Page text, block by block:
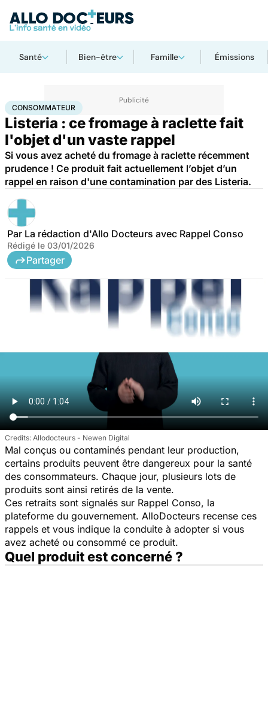
Santé Bien-être Famille Émissions
AccueilSantéConsommateur
CONSOMMATEUR
Listeria : ce fromage à raclette fait
l'objet d'un vaste rappel
Si vous avez acheté du fromage à raclette récemment
prudence ! Ce produit fait actuellement l’objet d’un
rappel en raison d'une contamination par des Listeria.
Par La rédaction d'Allo Docteurs avec Rappel Conso
Rédigé le 03/01/2026
Partager
Allodocteurs - Newen Digital
Mal conçus ou contaminés pendant leur production,
certains produits peuvent être dangereux pour la santé
des consommateurs. Chaque jour, plusieurs lots de
produits sont ainsi retirés de la vente.
Ces retraits sont signalés sur Rappel Conso, la
plateforme du gouvernement. AlloDocteurs recense ces
rappels et vous indique la conduite à adopter si vous
avez acheté ou consommé ce produit.
Quel produit est concerné ?